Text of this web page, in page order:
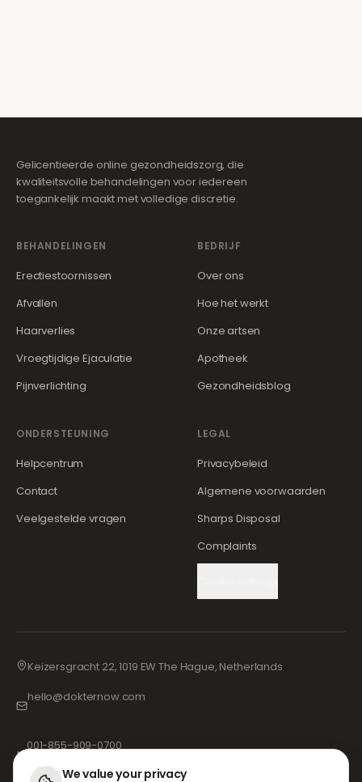
Gelicentieerde online gezondheidszorg, die
kwaliteitsvolle behandelingen voor iedereen
toegankelijk maakt met volledige discretie.
BEHANDELINGEN
Erectiestoornissen
Afvallen
Haarverlies
Vroegtijdige Ejaculatie
Pijnverlichting
BEDRIJF
Over ons
Hoe het werkt
Onze artsen
Apotheek
Gezondheidsblog
ONDERSTEUNING
Helpcentrum
Contact
Veelgestelde vragen
LEGAL
Privacybeleid
Algemene voorwaarden
Sharps Disposal
Complaints
Keizersgracht 22, 1019 EW The Hague, Netherlands
hello@dokternow.com
📞
001-855-909-0700
We value your privacy